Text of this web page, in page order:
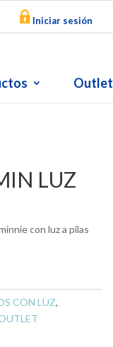
Iniciar sesión
Outlet
LUZ
con luz a pilas
CON LUZ,